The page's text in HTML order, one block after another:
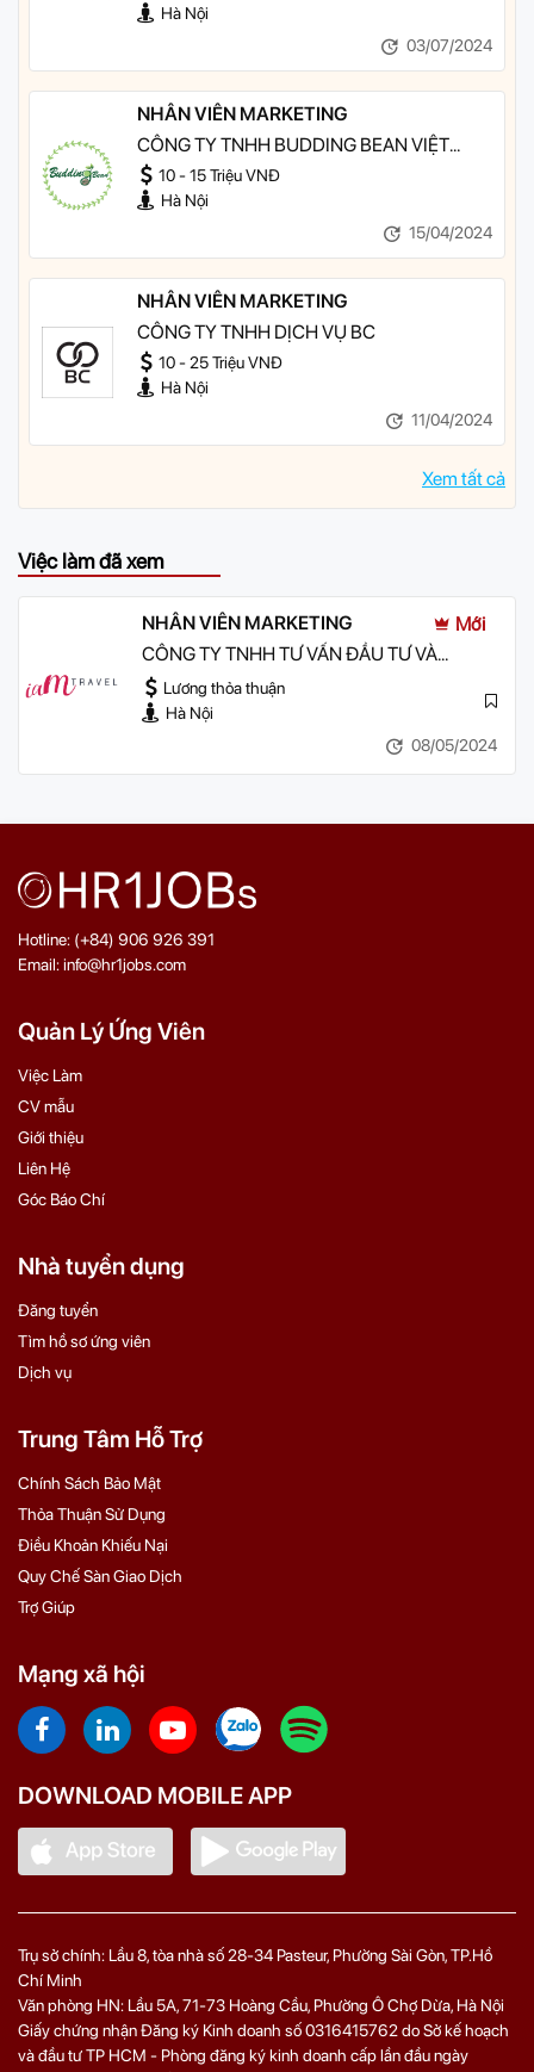
Hà Nội
03/07/2024
NHÂN VIÊN MARKETING
CÔNG TY TNHH BUDDING BEAN VIỆT
NAM10 - 15 Triệu VNĐ
Hà Nội
15/04/2024
NHÂN VIÊN MARKETING
CÔNG TY TNHH DỊCH VỤ BC
10 - 25 Triệu VNĐ
Hà Nội
11/04/2024
Xem tất cả
Việc làm đã xem
NHÂN VIÊN MARKETING
Mới
CÔNG TY TNHH TƯ VẤN ĐẦU TƯ VÀ
THƯƠNG MẠI DỊCH VỤ DU LỊCH IAM
TRAVEL
Lương thỏa thuận
Hà Nội
08/05/2024
Hotline: (+84) 906 926 391
Email: info@hr1jobs.com
Quản Lý Ứng Viên
Việc Làm
CV mẫu
Giới thiệu
Liên Hệ
Góc Báo Chí
Nhà tuyển dụng
Đăng tuyển
Tìm hồ sơ ứng viên
Dịch vụ
Trung Tâm Hỗ Trợ
Chính Sách Bảo Mật
Thỏa Thuận Sử Dụng
Điều Khoản Khiếu Nại
Quy Chế Sàn Giao Dịch
Trợ Giúp
Mạng xã hội
DOWNLOAD MOBILE APP
Trụ sở chính: Lầu 8, tòa nhà số 28-34 Pasteur, Phường Sài Gòn, TP.Hồ
Chí Minh
Văn phòng HN: Lầu 5A, 71‑73 Hoàng Cầu, Phường Ô Chợ Dừa, Hà Nội
Giấy chứng nhận Đăng ký Kinh doanh số 0316415762 do Sở kế hoạch
và đầu tư TP HCM - Phòng đăng ký kinh doanh cấp lần đầu ngày